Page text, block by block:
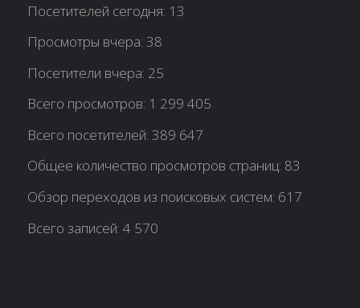
Посетителей сегодня: 13
Просмотры вчера:38
Посетители вчера: 25
Всего просмотров: 1 299 405
Всего посетителей:389 647
Общее количество просмотров страниц: 83
Обзор переходов из поисковых систем: 617
Всего записей:4 570